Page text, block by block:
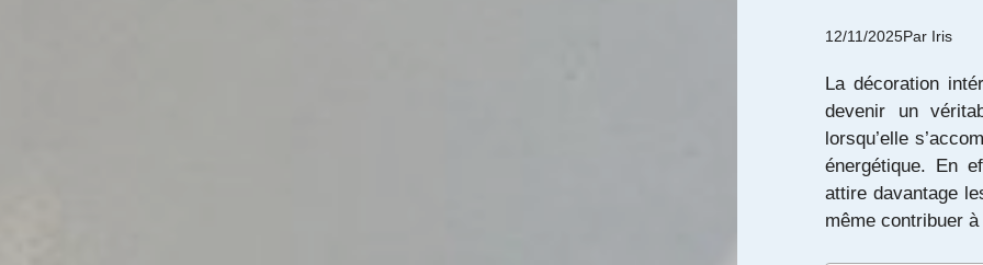
12/11/2025Par Iris
La décoration
devenir un
lorsqu’elle
énergétique. En
attire davantage
même contribuer